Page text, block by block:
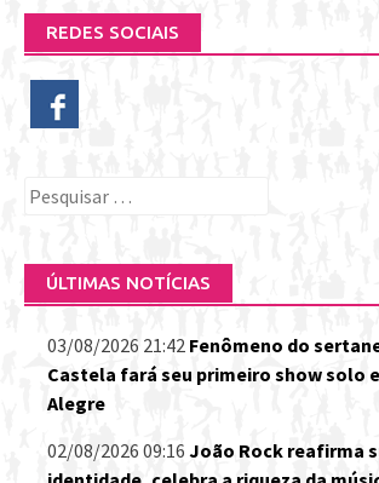
REDES SOCIAIS
Pesquisar
ÚLTIMAS NOTÍCIAS
03/08/2026 21:42 Fenômeno do
Castela fará seu primeiro show solo
Alegre
02/08/2026 09:16 João Rock reafirma